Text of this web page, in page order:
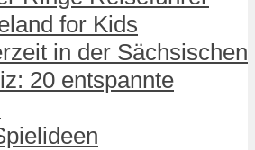
for Kids
in der Sächsischen
20 entspannte